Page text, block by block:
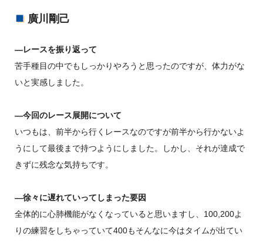
廣川剛己
―レースを振り返って
苦手種目の中でもしっかりやろうと思ったのですが、体力がな
いと実感しました。
―今回のレース展開について
いつもは、前半から行くレースなのですが前半から行かないよ
うにして最後まで持つようにしました。しかし、それが達成で
きずに残念な気持ちです。
―徐々に遅れていってしまった要因
全体的に心肺機能がなくなっていると思いますし、100,200よ
りの練習をしちゃっていて400もそんなに今はタイムが出てい